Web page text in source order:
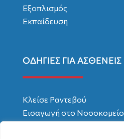
Εξοπλισμός
Εκπαίδευση
ΟΔΗΓΙΕΣ ΓΙΑ ΑΣΘΕΝΕΙΣ
Κλείσε Ραντεβού
Εισαγωγή στο Νοσοκομείο